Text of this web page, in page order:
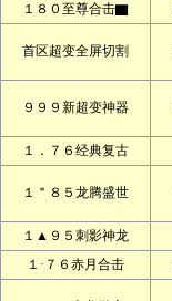
１８０至尊合击▇
首区超变全屏切割
９９９新超变神器
１．７６经典复古
１＂８５龙腾盛世
１▲９５刺影神龙
１·７６赤月合击